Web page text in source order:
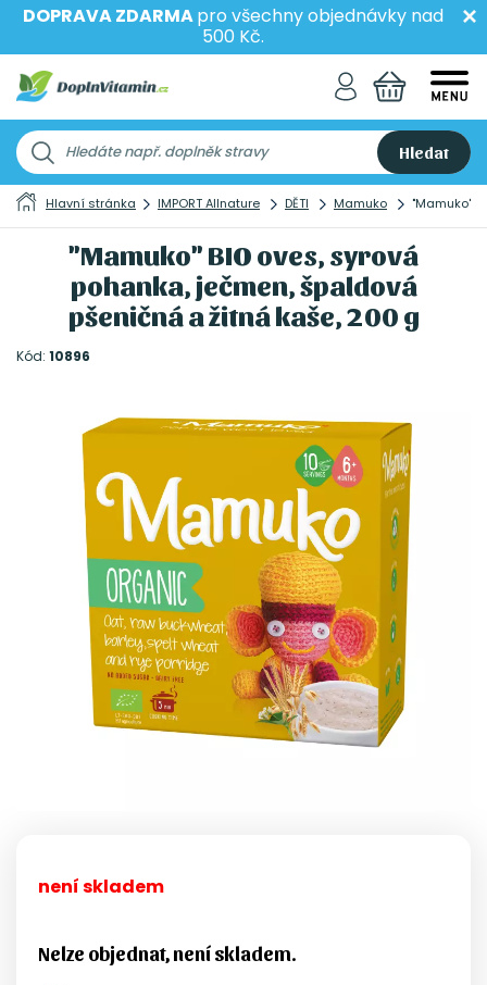
DOPRAVA ZDARMApro všechny objednávky nad
500 Kč.
Hledat
Hlavní stránka IMPORT Allnature DĚTI Mamuko "Mamuko"
"Mamuko" BIO oves, syrová
pohanka, ječmen, špaldová
pšeničná a žitná kaše, 200 g
Kód: 10896
není skladem
Nelze objednat, není skladem.